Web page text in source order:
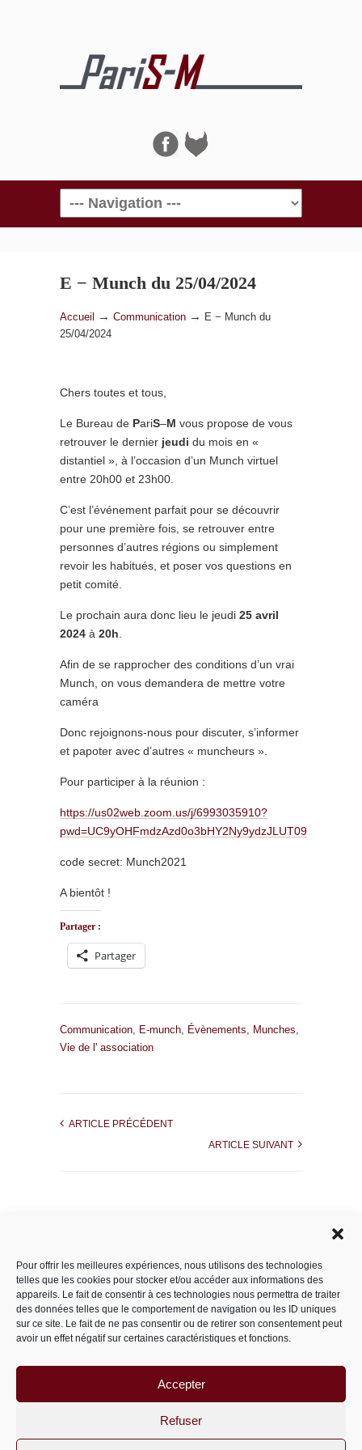
Pour offrir les meilleures expériences, nous utilisons des technologies
telles que les cookies pour stocker et/ou accéder aux informations des
appareils. Le fait de consentir à ces technologies nous permettra de traiter
des données telles que le comportement de navigation ou les ID uniques
sur ce site. Le fait de ne pas consentir ou de retirer son consentement peut
avoir un effet négatif sur certaines caractéristiques et fonctions.
Accepter
Refuser
Navigation
E − Munch du 25/04/2024
Accueil → Communication →
E − Munch du
25/04/2024
Chers toutes et tous,
Le Bureau de PariS–M vous propose de vous
retrouver le dernier jeudi du mois en «
distantiel », à l’occasion d’un Munch virtuel
entre 20h00 et 23h00.
C’est l’événement parfait pour se découvrir
pour une première fois, se retrouver entre
personnes d’autres régions ou simplement
revoir les habitués, et poser vos questions en
petit comité.
Le prochain aura donc lieu le jeudi 25 avril
2024 à 20h
Afin de se rapprocher des conditions d’un vrai
Munch, on vous demandera de mettre votre
caméra
Donc rejoignons-nous pour discuter, s’informer
et papoter avec d’autres « muncheurs ».
Pour participer à la réunion :
https://us02web.zoom.us/j/6993035910?
pwd=UC9yOHFmdzAzd0o3bHY2Ny9ydzJLUT09
code secret: Munch2021
A bientôt !
Partager :
Partager
Communication, E-munch, Évènements, Munches,
Vie de l' association
ARTICLE PRÉCÉDENT
ARTICLE SUIVANT
Catégories